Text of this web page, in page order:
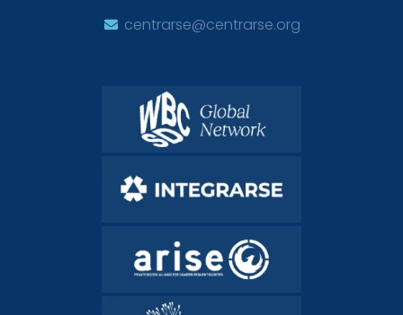
centrarse@centrarse.org